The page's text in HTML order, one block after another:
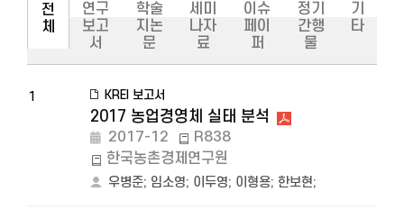
전
체
연구
보고
서
학술
지논
문
세미
나자
료
이슈
페이
퍼
정기
간행
물
기
타
1 KREI 보고서
2017 농업경영체 실태 분석
2017-12
R838
한국농촌경제연구원
우병준; 임소영; 이두영; 이형용; 한보현;